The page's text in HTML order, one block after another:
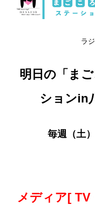
ラ
明日の「ま
ションin
毎週（土
メディア[ TV